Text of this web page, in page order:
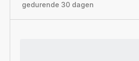
gedurende 30 dagen